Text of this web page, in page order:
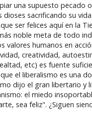
una supuesto pecado
dioses sacrificando su
ser felices aquí en la
noble meta de todo
valores humanos en
creatividad,
etc) es fuente
el liberalismo es una
dijo el gran libertario y
el miedo
sea feliz". ¿Siguen